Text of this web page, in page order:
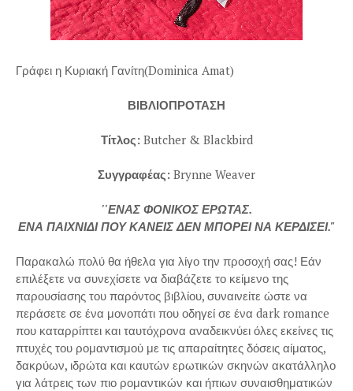
Γράφει η Κυριακή Γανίτη(Dominica Amat)
ΒΙΒΛΙΟΠΡΟΤΑΣΗ
Τίτλος: Butcher & Blackbird
Συγγραφέας: Brynne Weaver
''ΕΝΑΣ ΦΟΝΙΚΟΣ ΕΡΩΤΑΣ.
ΕΝΑ ΠΑΙΧΝΙΔΙ ΠΟΥ ΚΑΝΕΙΣ ΔΕΝ ΜΠΟΡΕΙ ΝΑ ΚΕΡΔΙΣΕΙ."
Παρακαλώ πολύ θα ήθελα για λίγο την προσοχή σας! Εάν
επιλέξετε να συνεχίσετε να διαβάζετε το κείμενο της
παρουσίασης του παρόντος βιβλίου, συναινείτε ώστε να
περάσετε σε ένα μονοπάτι που οδηγεί σε ένα dark romance
που καταρρίπτει και ταυτόχρονα αναδεικνύει όλες εκείνες τις
πτυχές του ρομαντισμού με τις απαραίτητες δόσεις αίματος,
δακρύων, ιδρώτα και καυτών ερωτικών σκηνών ακατάλληλο
για λάτρεις των πιο ρομαντικών και ήπιων συναισθηματικών